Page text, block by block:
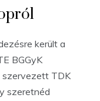
került a
BGGyK
szervezett TDK
szeretnéd